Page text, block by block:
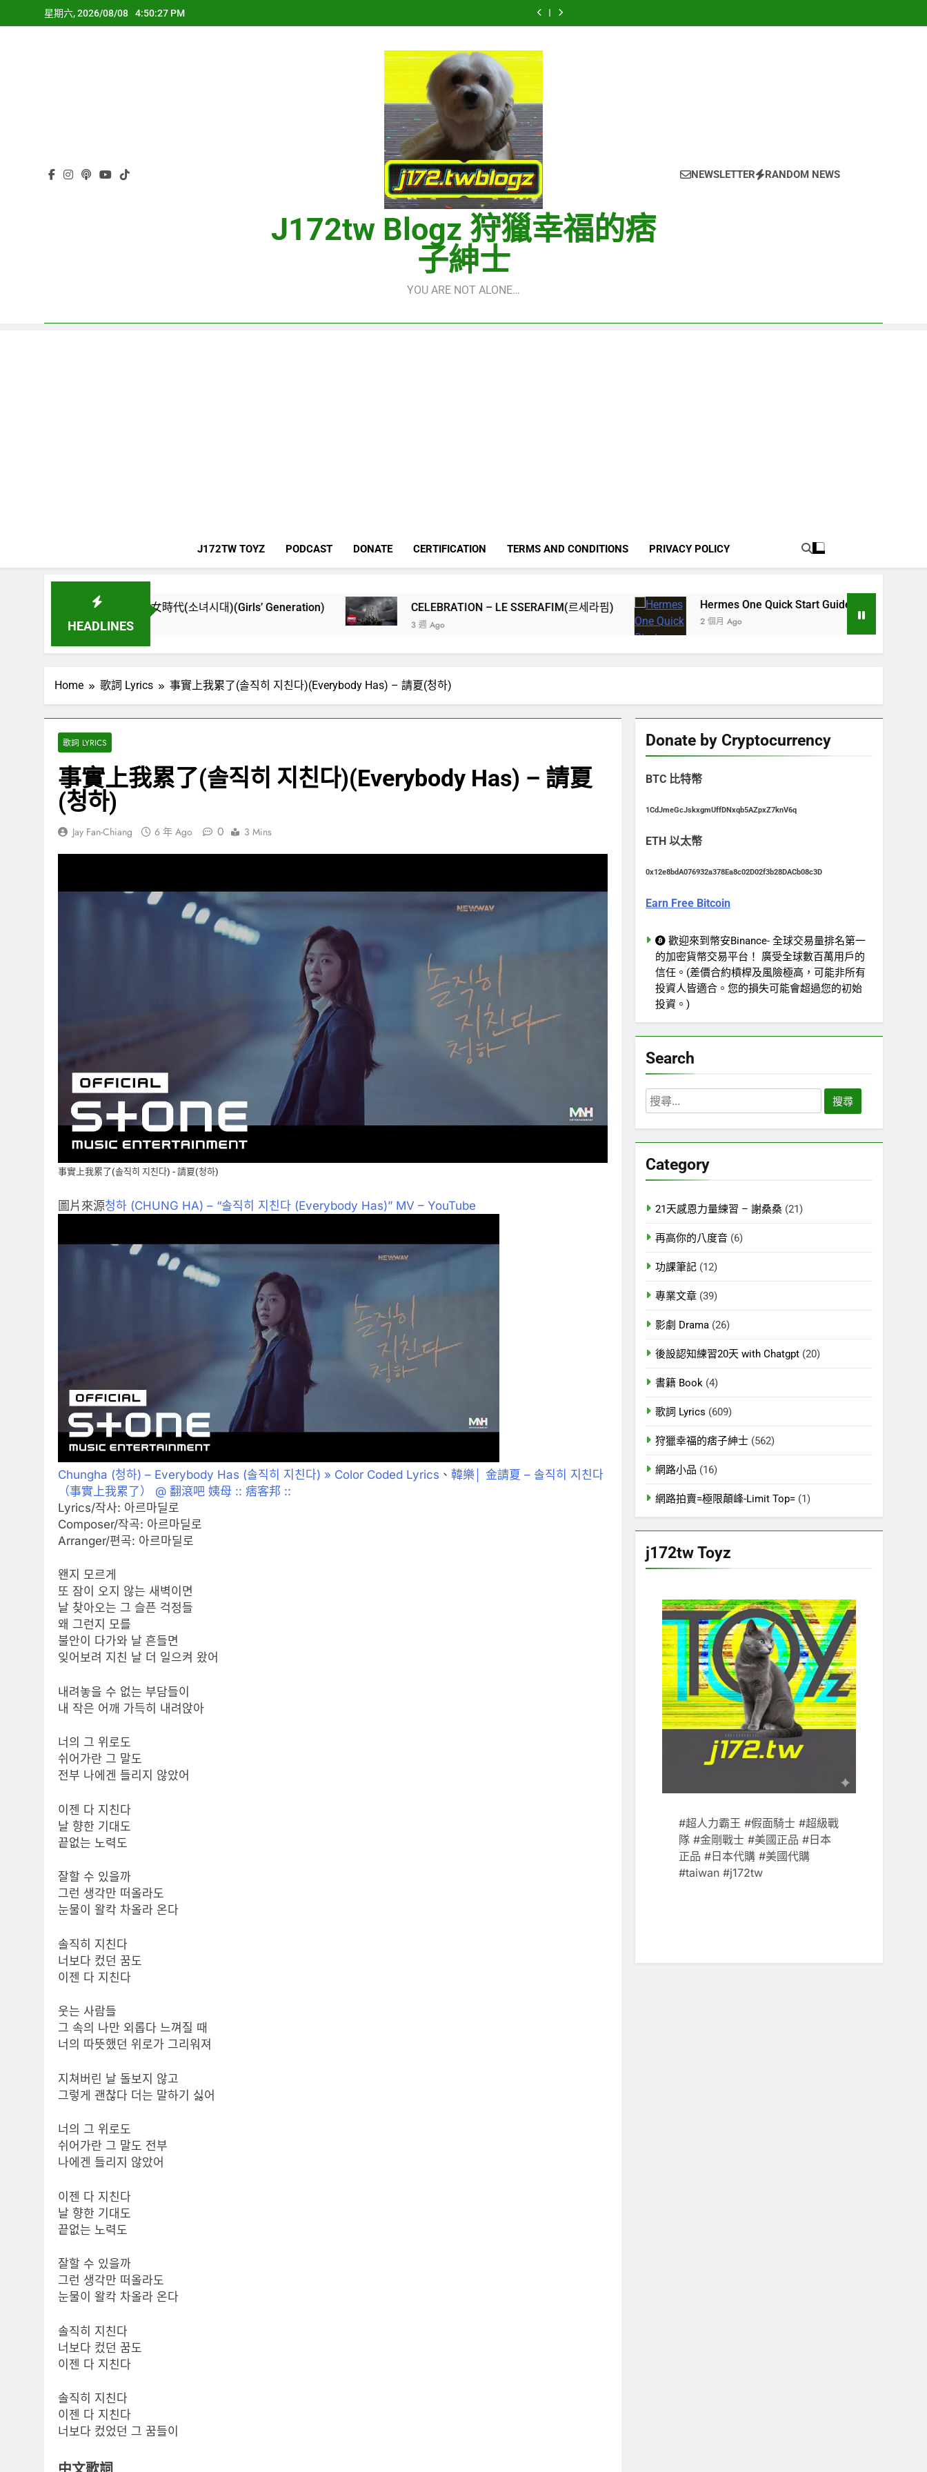
to
星期六, 2026/08/08 4:50:28 PM
界
(다
시
만
난
계)
(Into
The
New
World)
–
少
女
時
代
(소
녀
시
(Girls’
Generation)
핌)OpenRouter
Free
Models
&
Telegram
Integration
界
(다
시
세
계)
(Into
The
New
World)
–
少
女
時
代
(소
녀
LE
핌)
using
OpenRouter
Free
Models
&
Telegram
Integration
暉
J172tw Blogz 狩獵幸福的痞
子紳士
YOU ARE NOT ALONE…
NEWSLETTER RANDOM NEWS
J172TW TOYZ PODCAST DONATE CERTIFICATION TERMS AND CONDITIONS PRIVACY POLICY
HEADLINES
World) – 少女時代(소녀시대)(Girls’ Generation) CELEBRATION – LE SSERAFIM(르세라핌)
3 週 Ago
Hermes One Quick Start Guide using OpenRouter Free
2 個月 Ago
Home 歌詞 Lyrics 事實上我累了(솔직히 지친다)(Everybody Has) – 請夏(청하)
歌詞 LYRICS
事實上我累了(솔직히 지친다)(Everybody Has) – 請夏
(청하)
Jay Fan-Chiang 6 年 Ago 0 3 Mins
事實上我累了(솔직히 지친다) - 請夏(청하)
圖片來源청하 (CHUNG HA) – “솔직히 지친다 (Everybody Has)” MV – YouTube
Chungha (청하) – Everybody Has (솔직히 지친다) » Color Coded Lyrics 、 韓樂│ 金請夏 – 솔직히 지친다
（事實上我累了） @ 翻滾吧 姨母 :: 痞客邦 ::
Lyrics/작사: 아르마딜로
Composer/작곡: 아르마딜로
Arranger/편곡: 아르마딜로
왠지 모르게
또 잠이 오지 않는 새벽이면
날 찾아오는 그 슬픈 걱정들
왜 그런지 모를
불안이 다가와 날 흔들면
잊어보려 지친 날 더 일으켜 왔어
내려놓을 수 없는 부담들이
내 작은 어깨 가득히 내려앉아
너의 그 위로도
쉬어가란 그 말도
전부 나에겐 들리지 않았어
이젠 다 지친다
날 향한 기대도
끝없는 노력도
잘할 수 있을까
그런 생각만 떠올라도
눈물이 왈칵 차올라 온다
솔직히 지친다
너보다 컸던 꿈도
이젠 다 지친다
웃는 사람들
그 속의 나만 외롭다 느껴질 때
너의 따뜻했던 위로가 그리워져
지쳐버린 날 돌보지 않고
그렇게 괜찮다 더는 말하기 싫어
너의 그 위로도
쉬어가란 그 말도 전부
나에겐 들리지 않았어
이젠 다 지친다
날 향한 기대도
끝없는 노력도
잘할 수 있을까
그런 생각만 떠올라도
눈물이 왈칵 차올라 온다
솔직히 지친다
너보다 컸던 꿈도
이젠 다 지친다
솔직히 지친다
이젠 다 지친다
너보다 컸었던 그 꿈들이
中文歌詞
Donate by Cryptocurrency
BTC 比特幣
1CdJmeGcJskxgmUffDNxqb5AZpxZ7knV6q
ETH 以太幣
0x12e8bdA076932a378Ea8c02D02f3b28DACb08c3D
Earn Free Bitcoin
歡迎來到幣安Binance- 全球交易量排名第一
的加密貨幣交易平台！ 廣受全球數百萬用戶的
信任。(差價合約槓桿及風險極高，可能非所有
投資人皆適合。您的損失可能會超過您的初始
投資。)
Search
搜
尋
字:
Category
21天感恩力量練習 – 謝桑桑 (21)
再高你的八度音 (6)
功課筆記 (12)
專業文章 (39)
影劇 Drama (26)
後設認知練習20天 with Chatgpt (20)
書籍 Book (4)
歌詞 Lyrics (609)
狩獵幸福的痞子紳士 (562)
網路小品 (16)
網路拍賣=極限顛峰-Limit Top= (1)
j172tw Toyz
#超人力霸王 #假面騎士 #超級戰
隊 #金剛戰士 #美國正品 #日本
正品 #日本代購 #美國代購
#taiwan #j172tw